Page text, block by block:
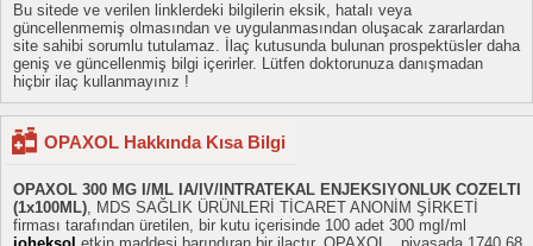
Bu sitede ve verilen linklerdeki bilgilerin eksik, hatalı veya
güncellenmemiş olmasından ve uygulanmasından oluşacak zararlardan
site sahibi sorumlu tutulamaz. İlaç kutusunda bulunan prospektüsler daha
geniş ve güncellenmiş bilgi içerirler. Lütfen doktorunuza danışmadan
hiçbir ilaç kullanmayınız !
OPAXOL Hakkında Kısa Bilgi
OPAXOL 300 MG I/ML IA/IV/INTRATEKAL ENJEKSIYONLUK COZELTI
(1x100ML), MDS SAĞLIK ÜRÜNLERİ TİCARET ANONİM ŞİRKETİ
firması tarafından üretilen, bir kutu içerisinde 100 adet 300 mgI/ml